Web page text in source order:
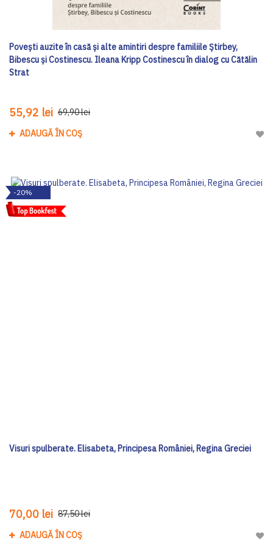
Povești auzite în casă și alte amintiri despre familiile Știrbey,
Bibescu și Costinescu. Ileana Kripp Costinescu în dialog cu Cătălin
Strat
55,92 lei 69,90 lei
ADAUGĂ ÎN COȘ
-20%
Visuri spulberate. Elisabeta, Principesa României, Regina Greciei
70,00 lei 87,50 lei
ADAUGĂ ÎN COȘ